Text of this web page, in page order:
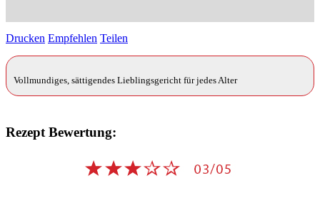
Drucken Empfehlen Teilen
Vollmundiges, sättigendes Lieblingsgericht für jedes Alter
Rezept Bewertung: